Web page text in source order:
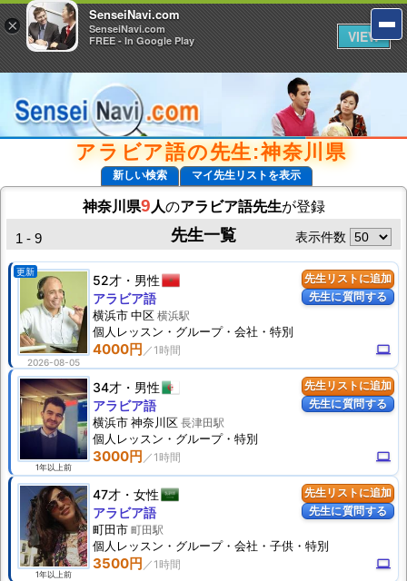
アラビア語の先生:神奈川県
新しい検索 マイ先生リストを表示
神奈川県9 人のアラビア語先生が登録
先生一覧
1 - 9 表示件数
先生リストに追加
先生に質問する
更新
2026-08-05
52才 男性
4000円 computer
アラビア語
横浜市 中区 横浜駅
個人 レッスン ・グループ・会社・特別
先生リストに追加
先生に質問する
1年以上前
34才 男性
3000円 computer
アラビア語
横浜市 神奈川区 長津田駅
個人 レッスン ・グループ・特別
先生リストに追加
先生に質問する
1年以上前
47才 女性
3500円 computer
アラビア語
町田市 町田駅
個人 レッスン ・グループ・会社・子供・特別
×
SenseiNavi.com
SenseiNavi.com
FREE - In Google Play
VIEW
×
SenseiNavi.com
SenseiNavi.com
FREE - In Google Play
VIEW